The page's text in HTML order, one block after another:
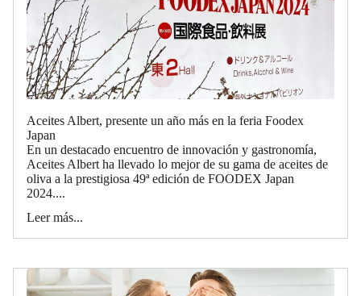
Aceites Albert, presente un año más en la feria Foodex
Japan
En un destacado encuentro de innovación y gastronomía,
Aceites Albert ha llevado lo mejor de su gama de aceites de
oliva a la prestigiosa 49ª edición de FOODEX Japan
2024....
Leer más...